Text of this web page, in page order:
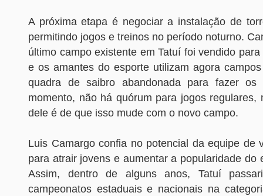
A próxima etapa é negociar a instalação de
permitindo jogos e treinos no período noturno.
último campo existente em Tatuí foi vendido
e os amantes do esporte utilizam agora
quadra de saibro abandonada para fazer os
momento, não há quórum para jogos regulares,
dele é de que isso mude com o novo campo.
Luis Camargo confia no potencial da equipe de
para atrair jovens e aumentar a popularidade do
Assim, dentro de alguns anos, Tatuí
campeonatos estaduais e nacionais na